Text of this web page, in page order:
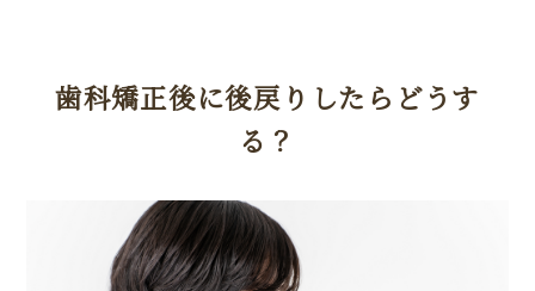
歯科矯正後に後戻りしたらどうす
る？